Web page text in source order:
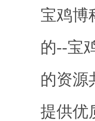
宝鸡博
的--宝
的资源
提供优